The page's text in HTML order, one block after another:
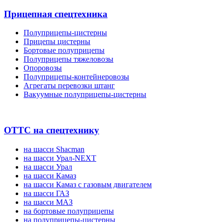
Прицепная спецтехника
Полуприцепы-цистерны
Прицепы цистерны
Бортовые полуприцепы
Полуприцепы тяжеловозы
Опоровозы
Полуприцепы-контейнеровозы
Агрегаты перевозки штанг
Вакуумные полуприцепы-цистерны
ОТТС на спецтехнику
на шасси Shacman
на шасси Урал-NEXT
на шасси Урал
на шасси Камаз
на шасси Камаз с газовым двигателем
на шасси ГАЗ
на шасси МАЗ
на бортовые полуприцепы
на полуприцепы-цистерны